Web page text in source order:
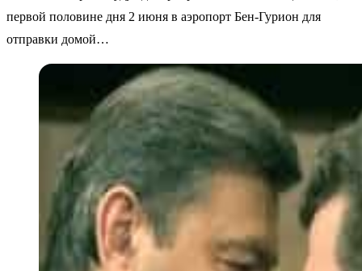
первой половине дня 2 июня в аэропорт Бен-Гурион для
отправки домой…